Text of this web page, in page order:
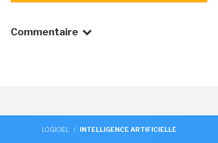
Commentaire
LOGICIEL / INTELLIGENCE ARTIFICIELLE